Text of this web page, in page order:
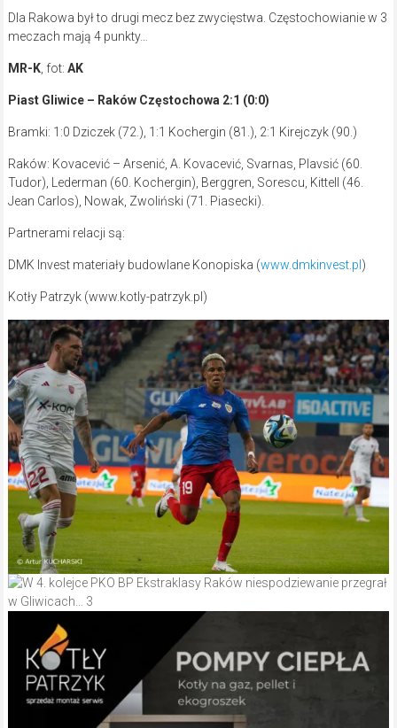
Dla Rakowa był to drugi mecz bez zwycięstwa. Częstochowianie w 3
meczach mają 4 punkty…
MR-K, fot: AK
Piast Gliwice – Raków Częstochowa 2:1 (0:0)
Bramki: 1:0 Dziczek (72.), 1:1 Kochergin (81.), 2:1 Kirejczyk (90.)
Raków: Kovacević – Arsenić, A. Kovacević, Svarnas, Plavsić (60.
Tudor), Lederman (60. Kochergin), Berggren, Sorescu, Kittell (46.
Jean Carlos), Nowak, Zwoliński (71. Piasecki).
Partnerami relacji są:
DMK Invest materiały budowlane Konopiska (www.dmkinvest.pl )
Kotły Patrzyk (www.kotly-patrzyk.pl)